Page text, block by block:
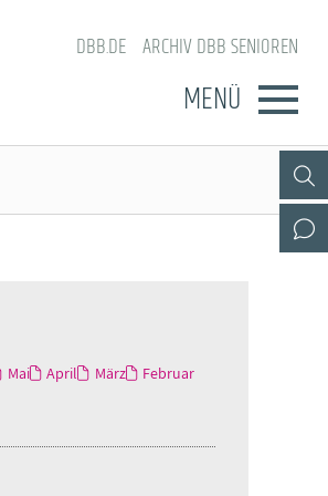
DBB.DE ARCHIV DBB SENIOREN
MENÜ
Mai April März
Februar